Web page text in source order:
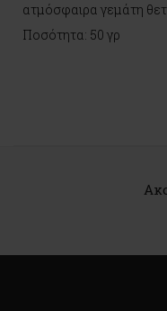
ατμόσφαιρα γεμάτη
Ποσότητα: 50 γρ